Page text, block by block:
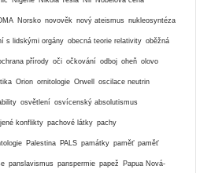
Norsko novověk nový ateismus nukleosyntéza
s lidskými orgány obecná teorie relativity oběžná
přírody oči očkování odboj oheň olovo
Orion ornitologie Orwell oscilace neutrin
osvětlení osvícenský absolutismus
konflikty pachové látky pachy
Palestina PALS památky paměť paměť
panslavismus panspermie papež Papua Nová-